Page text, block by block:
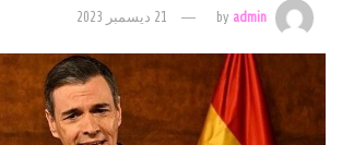
byadmin 21 ديسمبر 2023